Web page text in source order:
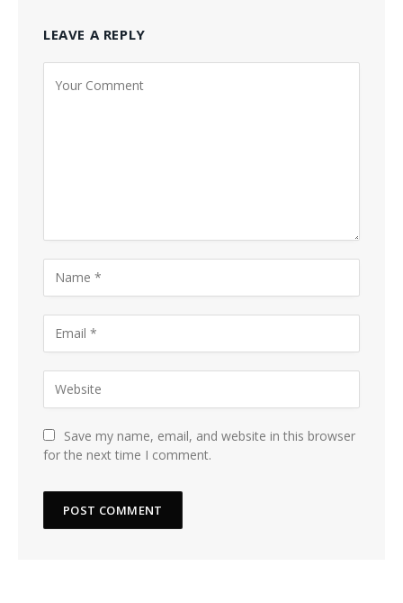
LEAVE A REPLY
Save my name, email, and website in this browser
for the next time I comment.